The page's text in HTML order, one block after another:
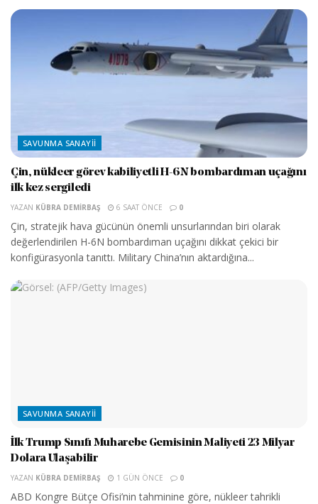
SAVUNMA SANAYII
Çin, nükleer görev kabiliyetli H-6N bombardıman uçağını
ilk kez sergiledi
YAZAN KÜBRA DEMIRBAŞ 6 SAAT ÖNCE 0
Çin, stratejik hava gücünün önemli unsurlarından biri olarak
değerlendirilen H-6N bombardıman uçağını dikkat çekici bir
konfigürasyonla tanıttı. Military China’nın aktardığına...
SAVUNMA SANAYII
İlk Trump Sınıfı Muharebe Gemisinin Maliyeti 23 Milyar
Dolara Ulaşabilir
YAZAN KÜBRA DEMIRBAŞ 1 GÜN ÖNCE 0
ABD Kongre Bütçe Ofisi’nin tahminine göre, nükleer tahrikli